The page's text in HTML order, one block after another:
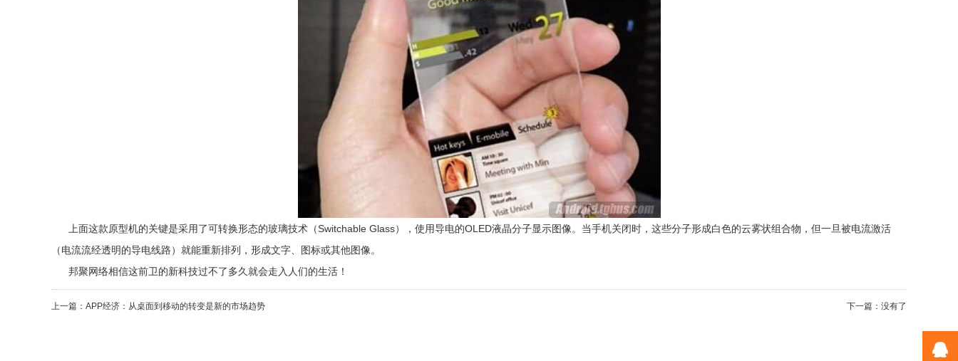
上面这款原型机的关键是采用了可转换形态的玻璃技术（Switchable Glass），使用导电的OLED液晶分子显示图像。当手机关闭时，这些分子形成白色的云雾状组合物，但一旦被电流激活
（电流流经透明的导电线路）就能重新排列，形成文字、图标或其他图像。
邦聚网络相信这前卫的新科技过不了多久就会走入人们的生活！
上一篇： APP经济：从桌面到移动的转变是新的市场趋势 下一篇：没有了